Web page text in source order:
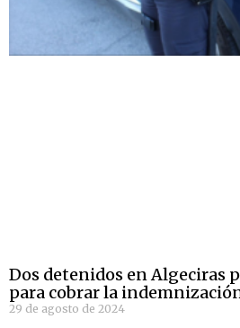
Dos detenidos en Algeciras
para cobrar la
29 de agosto de 2024